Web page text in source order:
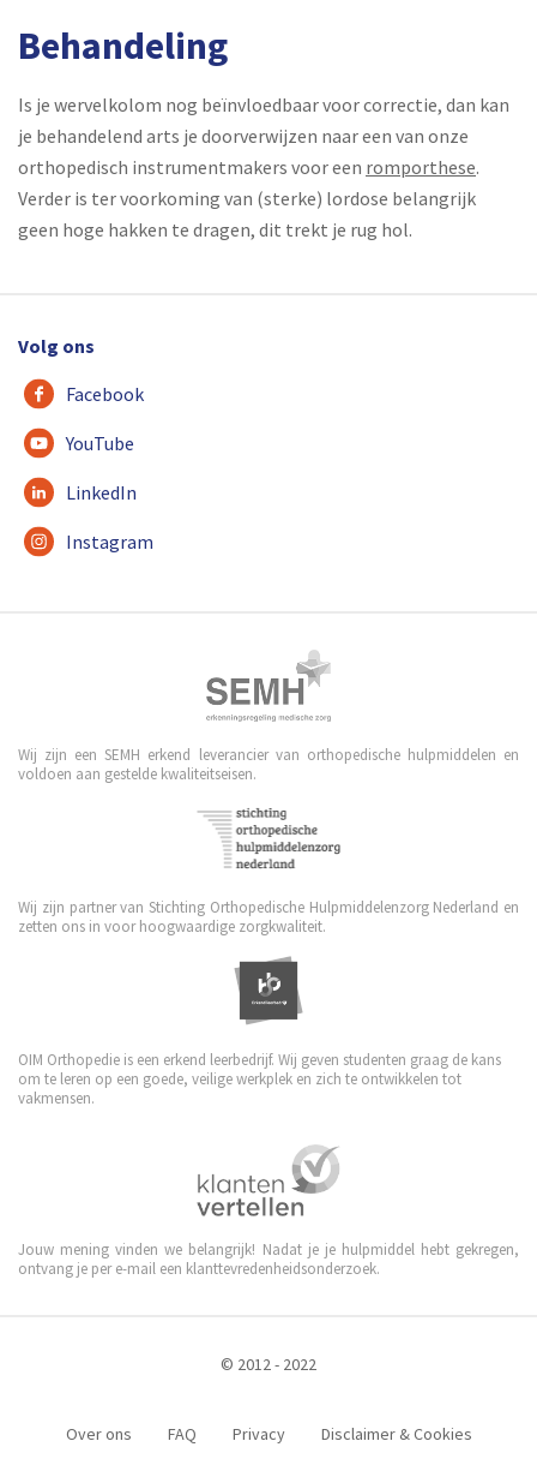
Behandeling
Is je wervelkolom nog beïnvloedbaar voor correctie, dan kan
je behandelend arts je doorverwijzen naar een van onze
orthopedisch instrumentmakers voor een romporthese.
Verder is ter voorkoming van (sterke) lordose belangrijk
geen hoge hakken te dragen, dit trekt je rug hol.
Volg ons
Facebook
YouTube
LinkedIn
Instagram
Wij zijn een SEMH erkend leverancier van orthopedische hulpmiddelen en
voldoen aan gestelde kwaliteitseisen.
Wij zijn partner van Stichting Orthopedische Hulpmiddelenzorg Nederland en
zetten ons in voor hoogwaardige zorgkwaliteit.
OIM Orthopedie is een erkend leerbedrijf. Wij geven studenten graag de kans
om te leren op een goede, veilige werkplek en zich te ontwikkelen tot
vakmensen.
Jouw mening vinden we belangrijk! Nadat je je hulpmiddel hebt gekregen,
ontvang je per e-mail een klanttevredenheidsonderzoek.
© 2012 - 2022
Over ons FAQ Privacy
Disclaimer & Cookies